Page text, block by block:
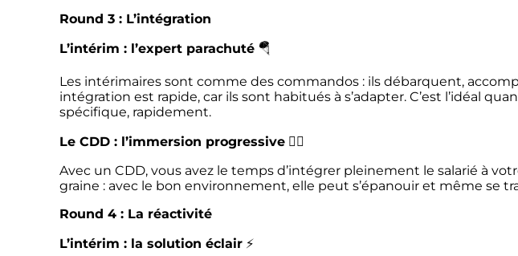
Round 3 : L’intégration
L’intérim : l’expert parachuté 🪂
Les intérimaires sont comme des commandos : ils débarquent,
intégration est rapide, car ils sont habitués à s’adapter. C’est l’idéal
spécifique, rapidement.
Le CDD : l’immersion progressive 🏊‍♂️
Avec un CDD, vous avez le temps d’intégrer pleinement le salarié à
graine : avec le bon environnement, elle peut s’épanouir et même se
Round 4 : La réactivité
L’intérim : la solution éclair ⚡